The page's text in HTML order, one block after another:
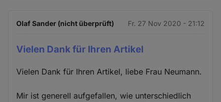
Olaf Sander (nicht überprüft) Fr. 27 Nov 2020 - 21:12
Vielen Dank für Ihren Artikel
Vielen Dank für Ihren Artikel, liebe Frau Neumann.
Mir ist generell aufgefallen, wie unterschiedlich